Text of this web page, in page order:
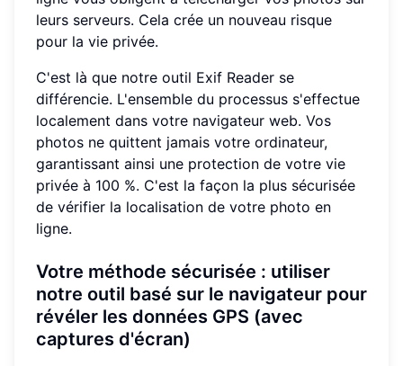
leurs serveurs. Cela crée un nouveau risque
pour la vie privée.
C'est là que notre outil Exif Reader se
différencie. L'ensemble du processus s'effectue
localement dans votre navigateur web. Vos
photos ne quittent jamais votre ordinateur,
garantissant ainsi une protection de votre vie
privée à 100 %. C'est la façon la plus sécurisée
de vérifier la localisation de votre photo en
ligne.
Votre méthode sécurisée : utiliser
notre outil basé sur le navigateur pour
révéler les données GPS (avec
captures d'écran)